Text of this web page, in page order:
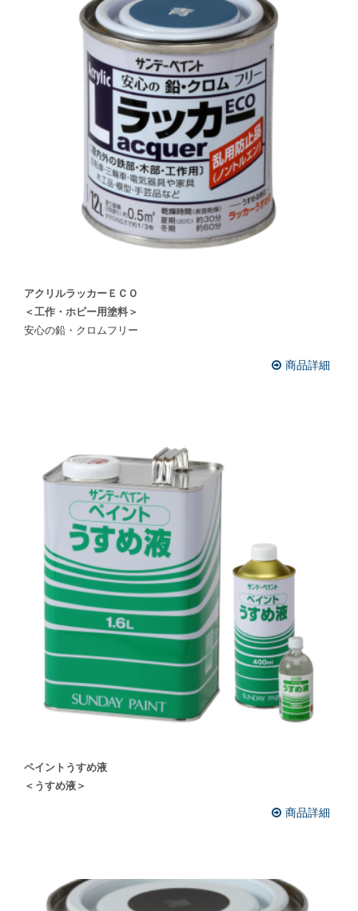
アクリルラッカーＥＣＯ
＜工作・ホビー用塗料＞
安心の鉛・クロムフリー
商品詳細
ペイントうすめ液
＜うすめ液＞
商品詳細